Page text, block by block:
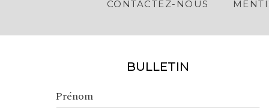
CONTACTEZ-NOUS
BULLETIN
Prénom